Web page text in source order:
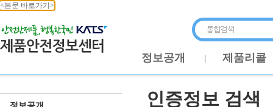
<본문 바로가기>
정보공개 제품리콜
인증정보 검색